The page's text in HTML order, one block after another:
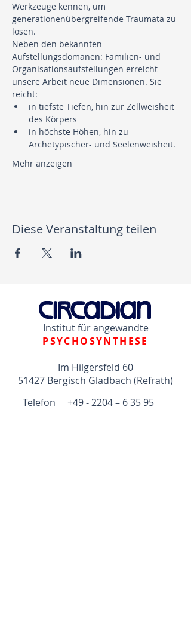
Werkzeuge kennen, um
generationenübergreifende Traumata zu
lösen.
Neben den bekannten
Aufstellungsdomänen: Familien- und
Organisationsaufstellungen erreicht
unsere Arbeit neue Dimensionen. Sie
reicht:
in tiefste Tiefen, hin zur Zellweisheit
des Körpers
in höchste Höhen, hin zu
Archetypischer- und Seelenweisheit.
Mehr anzeigen
Diese Veranstaltung teilen
Institut für angewandte
PSYCHOSYNTHESE
Im Hilgersfeld 60
51427 Bergisch Gladbach (Refrath)
Telefon +49 - 2204 – 6 35 95